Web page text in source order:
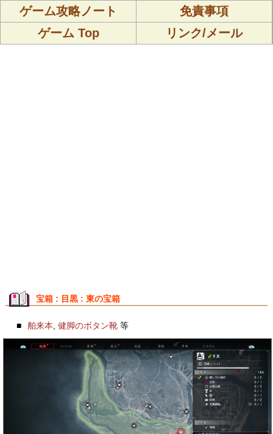
ゲーム攻略ノート
免責事項
ゲーム Top
リンク/メール
宝箱 : 目黒 : 東の宝箱
■ 舶来本 健脚のボタン靴等